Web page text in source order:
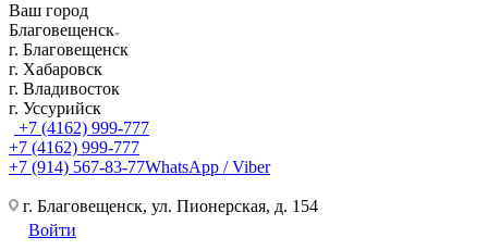
Ваш город
Благовещенск
г. Благовещенск
г. Хабаровск
г. Владивосток
г. Уссурийск
+7 (4162) 999-777
+7 (4162) 999-777
+7 (914) 567-83-77WhatsApp / Viber
г. Благовещенск, ул. Пионерская, д. 154
Войти